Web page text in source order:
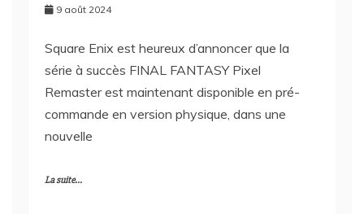
9 août 2024
Square Enix est heureux d’annoncer que la
série à succès FINAL FANTASY Pixel
Remaster est maintenant disponible en pré-
commande en version physique, dans une
nouvelle
La suite...